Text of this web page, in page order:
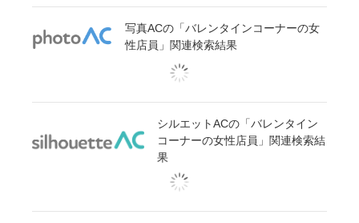
写真ACの「バレンタインコーナーの女
性店員」関連検索結果
シルエットACの「バレンタイン
コーナーの女性店員」関連検索結
果